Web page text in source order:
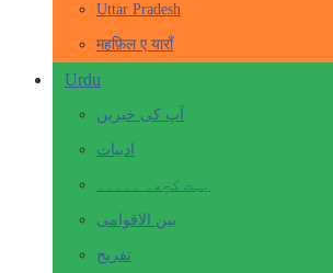
Uttar Pradesh
महफ़िल ए याराँ
Urdu
آپ کی خبریں
ادبیات
بہت کچھ۔ ۔۔۔۔۔
بین الاقوامی
تفریح